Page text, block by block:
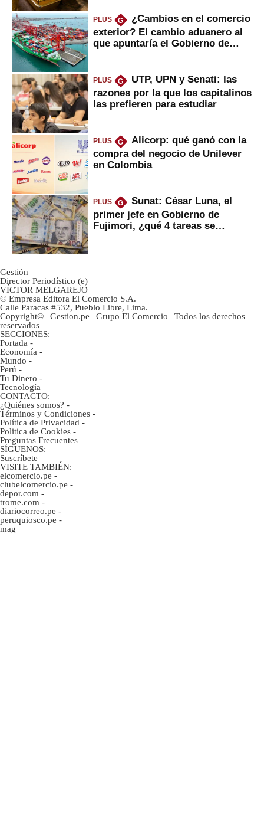
PLUS G
¿Cambios en el comercio
exterior? El cambio aduanero al
que apuntaría el Gobierno de
PLUS G
UTP, UPN y Senati: las
razones por la que los capitalinos
las prefieren para estudiar
PLUS G
Alicorp: qué ganó con la
compra del negocio de Unilever
en Colombia
PLUS G
Sunat: César Luna, el
primer jefe en Gobierno de
Fujimori, ¿qué 4 tareas se
Gestión
Director Periodístico (e)
VÍCTOR MELGAREJO
© Empresa Editora El Comercio S.A.
Calle Paracas #532, Pueblo Libre, Lima.
Copyright© | Gestion.pe | Grupo El Comercio | Todos los derechos
reservados
SECCIONES:
Portada -
Economía -
Mundo -
Perú -
Tu Dinero -
Tecnología
CONTACTO:
¿Quiénes somos? -
Términos y Condiciones -
Política de Privacidad -
Politica de Cookies -
Preguntas Frecuentes
SÍGUENOS:
Suscríbete
VISITE TAMBIÉN:
elcomercio.pe -
clubelcomercio.pe -
depor.com -
trome.com -
diariocorreo.pe -
peruquiosco.pe -
mag